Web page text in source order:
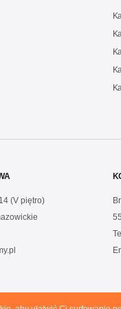
(V piętro)